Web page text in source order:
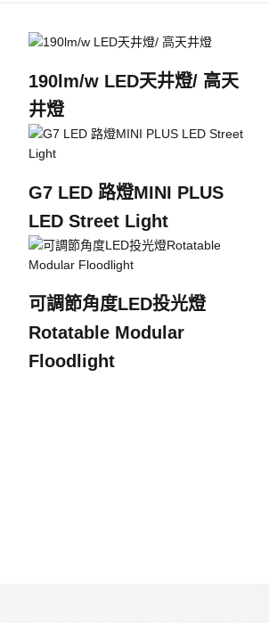
190lm/w LED天井燈/ 高天
井燈
G7 LED 路燈MINI PLUS
LED Street Light
可調節角度LED投光燈
Rotatable Modular
Floodlight